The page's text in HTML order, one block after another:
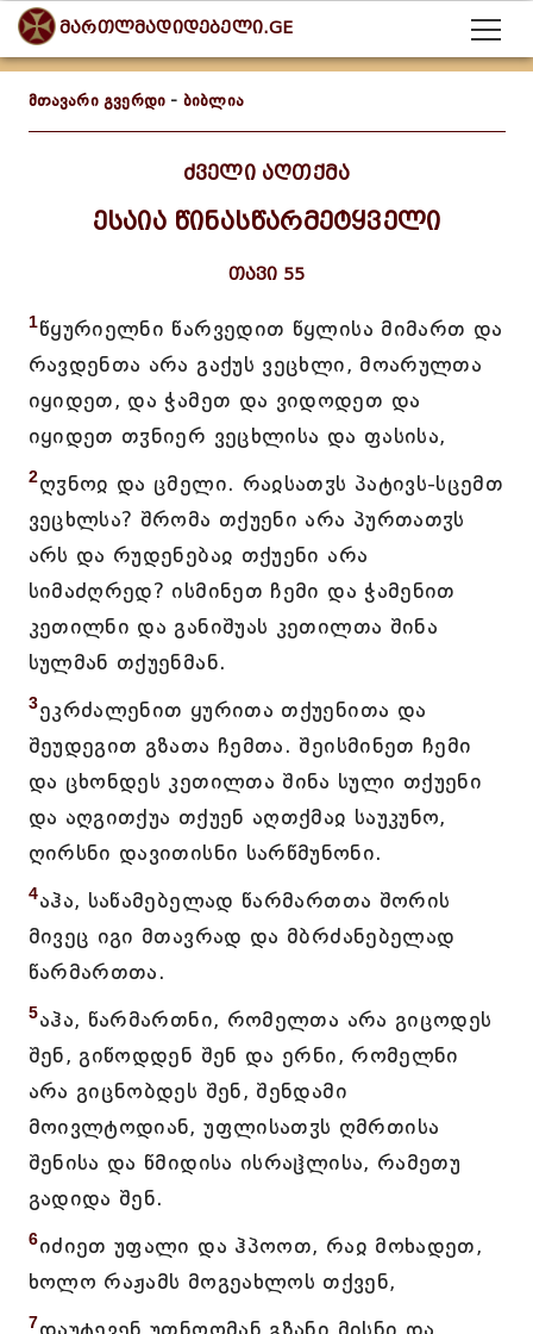
მართლმადიდებელი.GE
მთავარი გვერდი - ბიბლია
ძველი აღთქმა
ესაია წინასწარმეტყველი
თავი 55
1წყურიელნი წარვედით წყლისა მიმართ და
რავდენთა არა გაქუს ვეცხლი, მოარულთა
იყიდეთ, და ჭამეთ და ვიდოდეთ და
იყიდეთ თჳნიერ ვეცხლისა და ფასისა,
2ღჳნოჲ და ცმელი. რაჲსათჳს პატივს-სცემთ
ვეცხლსა? შრომა თქუენი არა პურთათჳს
არს და რუდენებაჲ თქუენი არა
სიმაძღრედ? ისმინეთ ჩემი და ჭამენით
კეთილნი და განიშუას კეთილთა შინა
სულმან თქუენმან.
3ეკრძალენით ყურითა თქუენითა და
შეუდეგით გზათა ჩემთა. შეისმინეთ ჩემი
და ცხონდეს კეთილთა შინა სული თქუენი
და აღგითქუა თქუენ აღთქმაჲ საუკუნო,
ღირსნი დავითისნი სარწმუნონი.
4აჰა, საწამებელად წარმართთა შორის
მივეც იგი მთავრად და მბრძანებელად
წარმართთა.
5აჰა, წარმართნი, რომელთა არა გიცოდეს
შენ, გიწოდდენ შენ და ერნი, რომელნი
არა გიცნობდეს შენ, შენდამი
მოივლტოდიან, უფლისათჳს ღმრთისა
შენისა და წმიდისა ისრაჱლისა, რამეთუ
გადიდა შენ.
6იძიეთ უფალი და ჰპოოთ, რაჲ მოხადეთ,
ხოლო რაჟამს მოგეახლოს თქვენ,
7